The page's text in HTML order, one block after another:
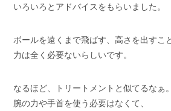
いろいろとアドバイスをもらいました。
ボールを遠くまで飛ばす、高さを出すこ
力は全く必要ないらしいです。
なるほど、トリートメントと似てるなぁ
腕の力や手首を使う必要はなくて、